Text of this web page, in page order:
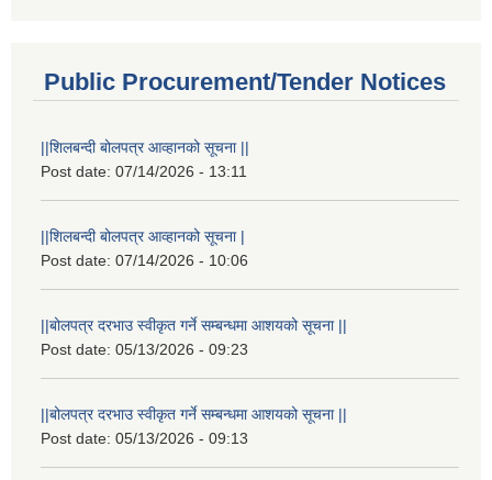
Public Procurement/Tender Notices
||शिलबन्दी बोलपत्र आव्हानको सूचना ||
Post date: 07/14/2026 - 13:11
||शिलबन्दी बोलपत्र आव्हानको सूचना |
Post date: 07/14/2026 - 10:06
||बोलपत्र दरभाउ स्वीकृत गर्ने सम्बन्धमा आशयको सूचना ||
Post date: 05/13/2026 - 09:23
||बोलपत्र दरभाउ स्वीकृत गर्ने सम्बन्धमा आशयको सूचना ||
Post date: 05/13/2026 - 09:13